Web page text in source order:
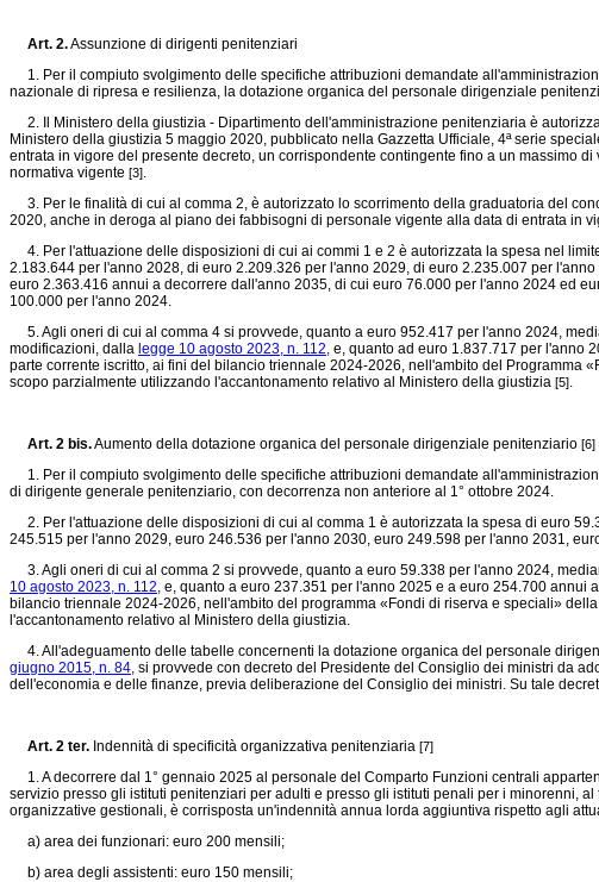
Art. 2.Assunzione di dirigenti penitenziari
1. Per il compiuto svolgimento delle specifiche attribuzioni demandate
nazionale di ripresa e resilienza, la dotazione organica del personale dirigenziale
2. Il Ministero della giustizia - Dipartimento dell'amministrazione penitenziaria è
Ministero della giustizia 5 maggio 2020, pubblicato nella Gazzetta Ufficiale, 4ª serie
entrata in vigore del presente decreto, un corrispondente contingente fino a un massimo
normativa vigente [3].
3. Per le finalità di cui al comma 2, è autorizzato lo scorrimento della graduatoria del
2020, anche in deroga al piano dei fabbisogni di personale vigente alla data di entrata in
4. Per l'attuazione delle disposizioni di cui ai commi 1 e 2 è autorizzata la spesa nel
2.183.644 per l'anno 2028, di euro 2.209.326 per l'anno 2029, di euro 2.235.007 per
euro 2.363.416 annui a decorrere dall'anno 2035, di cui euro 76.000 per l'anno 2024 ed
100.000 per l'anno 2024.
5. Agli oneri di cui al comma 4 si provvede, quanto a euro 952.417 per l'anno 2024,
modificazioni, dalla legge 10 agosto 2023, n. 112, e, quanto ad euro 1.837.717 per l'anno
parte corrente iscritto, ai fini del bilancio triennale 2024-2026, nell'ambito del
scopo parzialmente utilizzando l'accantonamento relativo al Ministero della giustizia [5].
Art. 2 bis.Aumento della dotazione organica del personale dirigenziale penitenziario [6]
1. Per il compiuto svolgimento delle specifiche attribuzioni demandate
di dirigente generale penitenziario, con decorrenza non anteriore al 1° ottobre 2024.
2. Per l'attuazione delle disposizioni di cui al comma 1 è autorizzata la spesa di euro
245.515 per l'anno 2029, euro 246.536 per l'anno 2030, euro 249.598 per l'anno 2031,
3. Agli oneri di cui al comma 2 si provvede, quanto a euro 59.338 per l'anno 2024,
10 agosto 2023, n. 112, e, quanto a euro 237.351 per l'anno 2025 e a euro 254.700 annui
bilancio triennale 2024-2026, nell'ambito del programma «Fondi di riserva e speciali»
l'accantonamento relativo al Ministero della giustizia.
4. All'adeguamento delle tabelle concernenti la dotazione organica del personale
giugno 2015, n. 84, si provvede con decreto del Presidente del Consiglio dei ministri da
dell'economia e delle finanze, previa deliberazione del Consiglio dei ministri. Su tale
Art. 2 ter. Indennità di specificità organizzativa penitenziaria [7]
1. A decorrere dal 1° gennaio 2025 al personale del Comparto Funzioni centrali
servizio presso gli istituti penitenziari per adulti e presso gli istituti penali per i minorenni,
organizzative gestionali, è corrisposta un'indennità annua lorda aggiuntiva rispetto agli
a) area dei funzionari: euro 200 mensili;
b) area degli assistenti: euro 150 mensili;